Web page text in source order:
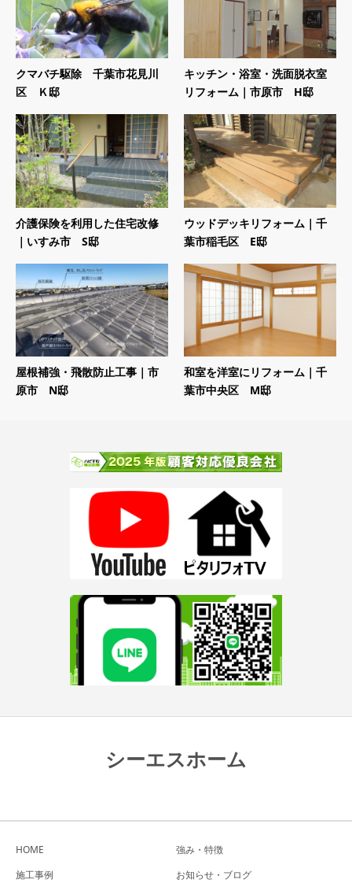
クマバチ駆除 千葉市花見川
区 Ｋ邸
キッチン・浴室・洗面脱衣室
リフォーム｜市原市 H邸
介護保険を利用した住宅改修
｜いすみ市 S邸
ウッドデッキリフォーム｜千
葉市稲毛区 E邸
屋根補強・飛散防止工事｜市
原市 N邸
和室を洋室にリフォーム｜千
葉市中央区 M邸
シーエスホーム
HOME
強み・特徴
施工事例
お知らせ・ブログ